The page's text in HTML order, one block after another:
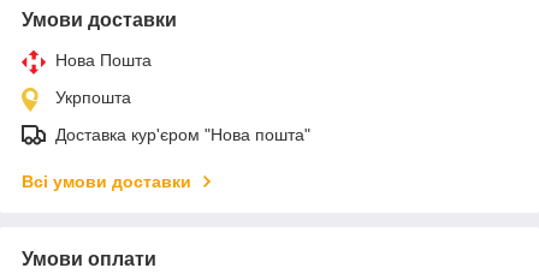
Умови доставки
Нова Пошта
Укрпошта
Доставка кур'єром "Нова пошта"
Всі умови доставки
Умови оплати